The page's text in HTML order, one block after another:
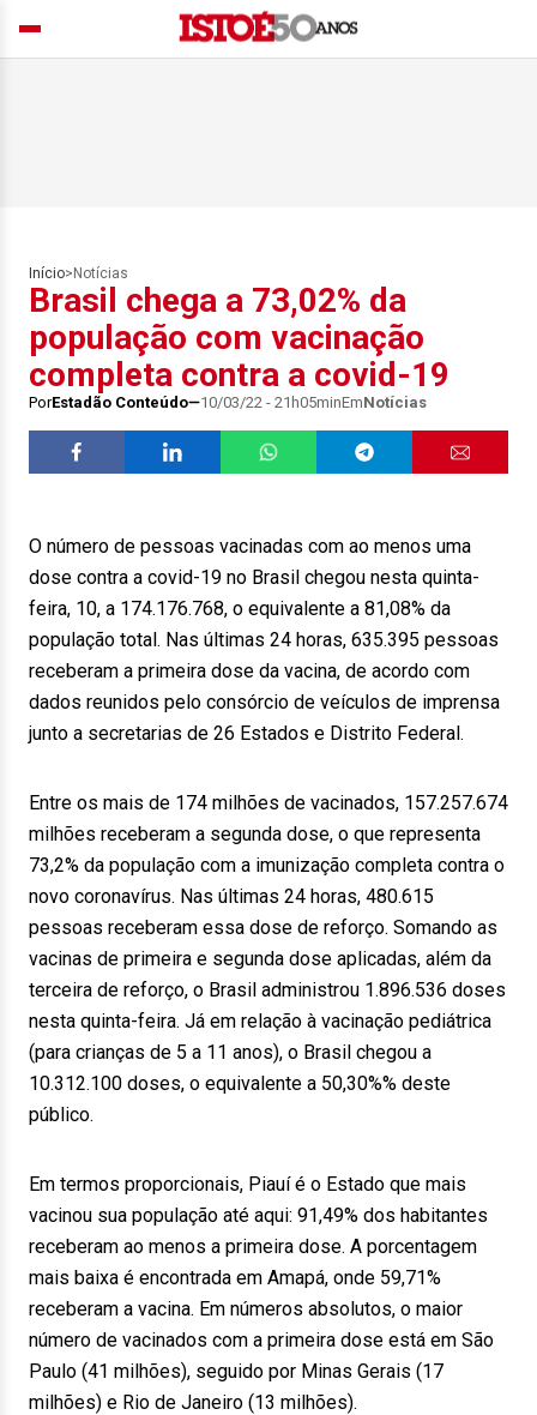
Início> Notícias
Brasil chega a 73,02% da
população com vacinação
completa contra a covid-19
PorEstadão Conteúdo 10/03/22 - 21h05minEmNotícias
O número de pessoas vacinadas com ao menos uma
dose contra a covid-19 no Brasil chegou nesta quinta-
feira, 10, a 174.176.768, o equivalente a 81,08% da
população total. Nas últimas 24 horas, 635.395 pessoas
receberam a primeira dose da vacina, de acordo com
dados reunidos pelo consórcio de veículos de imprensa
junto a secretarias de 26 Estados e Distrito Federal.
Entre os mais de 174 milhões de vacinados, 157.257.674
milhões receberam a segunda dose, o que representa
73,2% da população com a imunização completa contra o
novo coronavírus. Nas últimas 24 horas, 480.615
pessoas receberam essa dose de reforço. Somando as
vacinas de primeira e segunda dose aplicadas, além da
terceira de reforço, o Brasil administrou 1.896.536 doses
nesta quinta-feira. Já em relação à vacinação pediátrica
(para crianças de 5 a 11 anos), o Brasil chegou a
10.312.100 doses, o equivalente a 50,30%% deste
público.
Em termos proporcionais, Piauí é o Estado que mais
vacinou sua população até aqui: 91,49% dos habitantes
receberam ao menos a primeira dose. A porcentagem
mais baixa é encontrada em Amapá, onde 59,71%
receberam a vacina. Em números absolutos, o maior
número de vacinados com a primeira dose está em São
Paulo (41 milhões), seguido por Minas Gerais (17
milhões) e Rio de Janeiro (13 milhões).